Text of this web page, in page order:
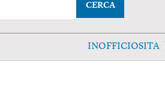
CERCA
INOFFICIOSITA